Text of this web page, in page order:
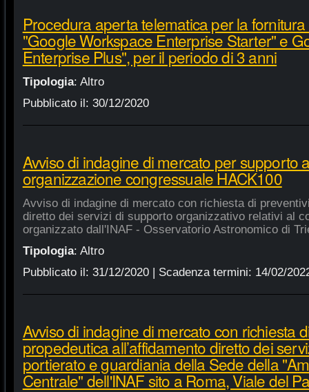
Procedura aperta telematica per la
"Google Workspace Enterprise Starter" e
Enterprise Plus", per il periodo di 3 anni
Tipologia: Altro
Pubblicato il: 30/12/2020
Avviso di indagine di mercato per supporto
organizzazione congressuale HACK100
Avviso di indagine di mercato con richiesta di
diretto dei servizi di supporto organizzativo relativi al
organizzato dall'INAF - Osservatorio Astronomico di
Tipologia: Altro
Pubblicato il: 31/12/2020| Scadenza termini: 14/02/
Avviso di indagine di mercato con richiesta
propedeutica all’affidamento diretto dei
portierato e guardiania della Sede della
Centrale" dell'INAF sito a Roma, Viale del